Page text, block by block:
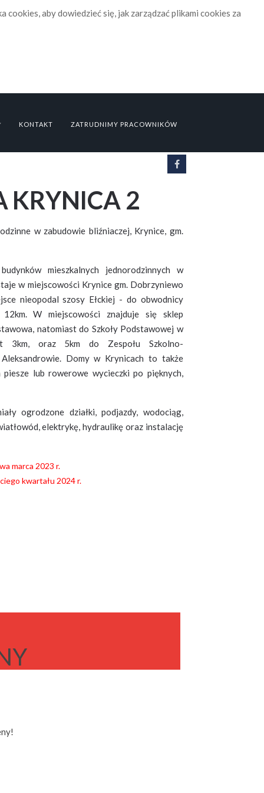
aby dowiedzieć się, jak zarządzać plikami cookies za
KONTAKT ZATRUDNIMY PRACOWNIKÓW
KRYNICA 2
w zabudowie bliźniaczej, Krynice, gm.
mieszkalnych jednorodzinnych w
w miejscowości Krynice gm. Dobrzyniewo
nieopodal szosy Ełckiej - do obwodnicy
W miejscowości znajduje się sklep
natomiast do Szkoły Podstawowej w
3km, oraz 5km do Zespołu Szkolno-
Domy w Krynicach to także
lub rowerowe wycieczki po pięknych,
ogrodzone działki, podjazdy, wodociąg,
elektrykę, hydraulikę oraz instalację
marca 2023 r.
kwartału 2024 r.